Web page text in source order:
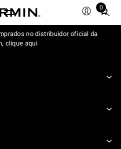
0
Total
items
in
no distribuidor oficial da
clique aqui